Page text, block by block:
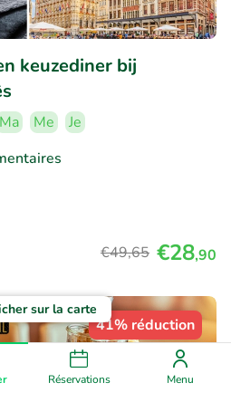
Réservations Menu
sur la carte
keuzediner bij
Ma Me
Je
€49,65 €28,90
41% réduction